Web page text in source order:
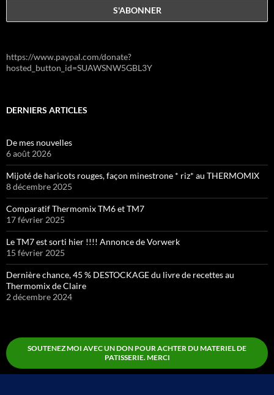
https://www.paypal.com/donate?
hosted_button_id=SUAWSNW5GBL3Y
DERNIERS ARTICLES
De mes nouvelles
6 août 2026
Mijoté de haricots rouges, façon minestrone * riz* au THERMOMIX
8 décembre 2025
Comparatif Thermomix TM6 et TM7
17 février 2025
Le TM7 est sorti hier !!!! Annonce de Vorwerk
15 février 2025
Dernière chance, 45 % DESTOCKAGE du livre de recettes au
Thermomix de Claire
2 décembre 2024
SOUTENEZ MOI AVEC UN DON POUR ACHTER DU MATERIEL DE
PATISSERIE. MERCI